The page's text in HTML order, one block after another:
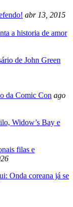
abr 13, 2015
a historia de amor
de John Green
da Comic Con ago
Widow’s Bay e
filas e
Onda coreana já se